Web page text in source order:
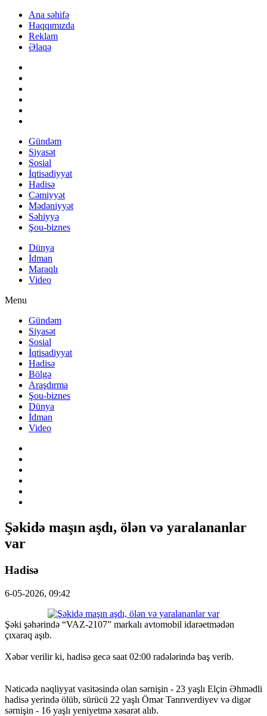
Ana səhifə
Haqqımızda
Reklam
Əlaqə
Gündəm
Siyasət
Sosial
İqtisadiyyat
Hadisə
Cəmiyyət
Mədəniyyət
Səhiyyə
Şou-biznes
Dünya
İdman
Maraqlı
Video
Menu
Gündəm
Siyasət
Sosial
İqtisadiyyat
Hadisə
Bölgə
Araşdırma
Şou-biznes
Dünya
İdman
Video
Şəkidə maşın aşdı, ölən və yaralananlar
var
Hadisə
6-05-2026, 09:42
Şəki şəhərində “VAZ-2107” markalı avtomobil idarəetmədən
çıxaraq aşıb.
Xəbər verilir ki, hadisə gecə saat 02:00 radələrində baş verib.
Nəticədə nəqliyyat vasitəsində olan sərnişin - 23 yaşlı Elçin Əhmədli
hadisə yerində ölüb, sürücü 22 yaşlı Ömər Tanrıverdiyev və digər
sərnişin - 16 yaşlı yeniyetmə xəsarət alıb.